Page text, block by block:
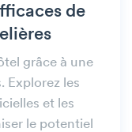
de
grâce à une
Explorez les
et les
le potentiel